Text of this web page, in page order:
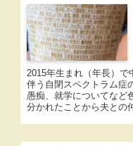
2015年生まれ（年長）
伴う自閉スペクトラム症
愚痴、就学についてなど
分かれたことから夫との